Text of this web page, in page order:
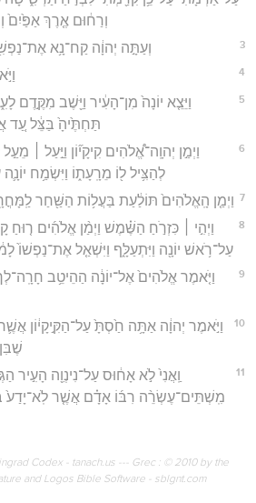
וְרַח֔וּם אֶ֤רֶךְ אַפַּ֙יִם֙
3 וְעַתָּ֣ה יְהוָ֔ה קַח־נָ֥א
4
5
וַיֵּצֵ֤א יוֹנָה֙ מִן־הָעִ֔יר וַיֵּ֖שֶׁב מִקֶּ֣דֶם
תַּחְתֶּ֙יהָ֙ בַּצֵּ֔ל עַ֚ד
6
וַיְמַ֣ן יְהוָֽה־אֱ֠לֹהִים קִיקָי֞וֹן וַיַּ֣עַל ׀
לְהַצִּ֥יל ל֖וֹ מֵרָֽעָת֑וֹ וַיִּשְׂמַ֥ח יוֹנָ֛ה
7 וַיְמַ֤ן הָֽאֱלֹהִים֙ תּוֹלַ֔עַת בַּעֲל֥וֹת הַשַּׁ֖חַר לַֽמָּחֳרָ֑ת
8
וַיְהִ֣י ׀ כִּזְרֹ֣חַ הַשֶּׁ֗מֶשׁ וַיְמַ֨ן אֱלֹהִ֜ים
עַל־רֹ֥אשׁ יוֹנָ֖ה וַיִּתְעַלָּ֑ף וַיִּשְׁאַ֤ל אֶת־נַפְשׁוֹ֙
9
וַיֹּ֤אמֶר אֱלֹהִים֙ אֶל־יוֹנָ֔ה הַהֵיטֵ֥ב
10
וַיֹּ֣אמֶר יְהוָ֔ה אַתָּ֥ה חַ֙סְתָּ֙ עַל־הַקִּ֣יקָי֔וֹן
11
וַֽאֲנִי֙ לֹ֣א אָח֔וּס עַל־נִינְוֵ֖ה
מִֽשְׁתֵּים־עֶשְׂרֵ֨ה רִבּ֜וֹ אָדָ֗ם אֲשֶׁ֤ר לֹֽא־יָדַע֙
Codex - tanach.us --- Grec : © 2010 by the
and Logos Bible Software - sblgnt.com